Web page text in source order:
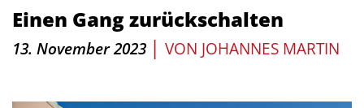
Einen Gang zurückschalten
13. November 2023 | VON JOHANNES MARTIN